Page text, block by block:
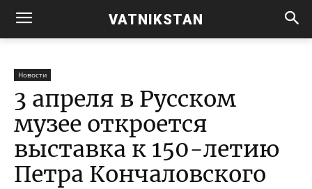
VATNIKSTAN
Новости
3 апреля в Русском
музее откроется
выставка к 150-летию
Петра Кончаловского